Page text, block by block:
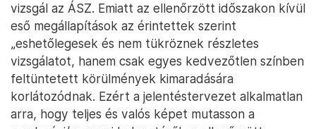
vizsgál az ÁSZ. Emiatt az ellenőrzött időszakon kívül
eső megállapítások az érintettek szerint
„eshetőlegesek és nem tükröznek részletes
vizsgálatot, hanem csak egyes kedvezőtlen színben
feltüntetett körülmények kimaradására
korlátozódnak. Ezért a jelentéstervezet alkalmatlan
arra, hogy teljes és valós képet mutasson a